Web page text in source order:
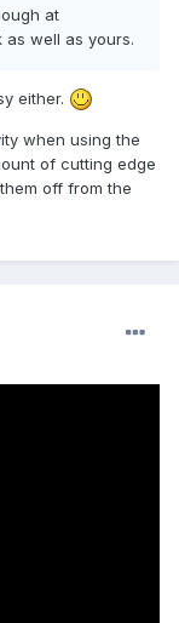
at
well as yours.
either.
when using the
of cutting edge
off from the